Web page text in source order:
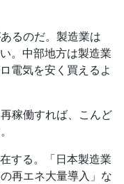
るのだ。製造業は
。中部地方は製造業
電気を安く買えるよ
稼働すれば、こんど
する。「日本製造業
再エネ大量導入」な